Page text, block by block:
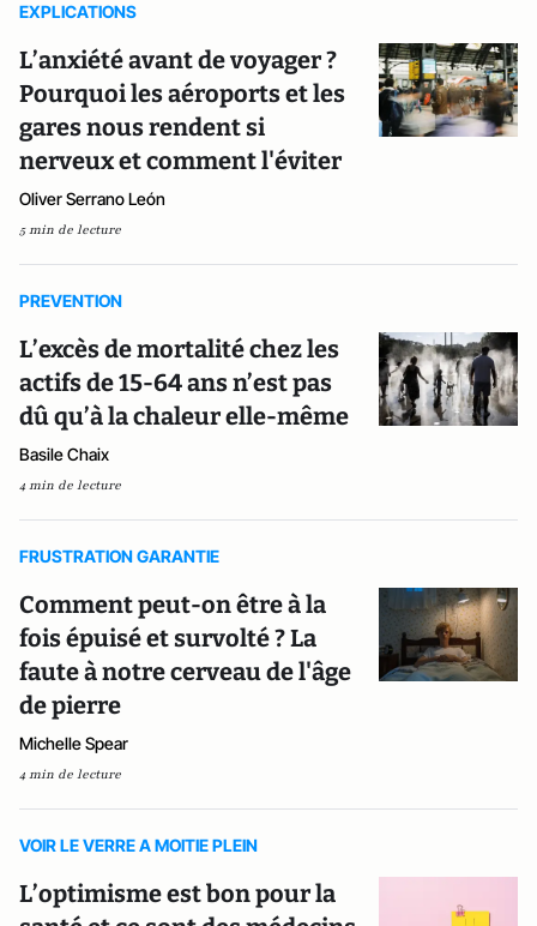
EXPLICATIONS
L’anxiété avant de voyager ?
Pourquoi les aéroports et les
gares nous rendent si
nerveux et comment l'éviter
Oliver Serrano León
5 min de lecture
PREVENTION
L’excès de mortalité chez les
actifs de 15-64 ans n’est pas
dû qu’à la chaleur elle-même
Basile Chaix
4 min de lecture
FRUSTRATION GARANTIE
Comment peut-on être à la
fois épuisé et survolté ? La
faute à notre cerveau de l'âge
de pierre
Michelle Spear
4 min de lecture
VOIR LE VERRE A MOITIE PLEIN
L’optimisme est bon pour la